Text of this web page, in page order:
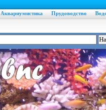
Аквариумистика Прудоводство